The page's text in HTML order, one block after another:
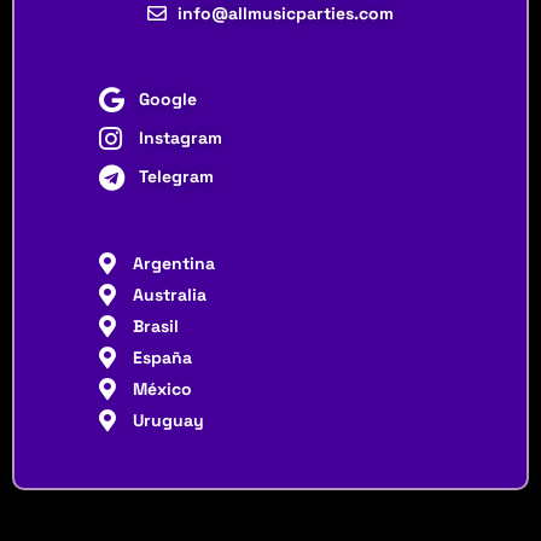
info@allmusicparties.com
Google
Instagram
Telegram
Argentina
Australia
Brasil
España
México
Uruguay